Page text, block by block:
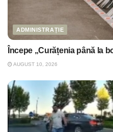
ADMINISTRAȚIE
Începe „Curățenia până la
AUGUST 10, 2026